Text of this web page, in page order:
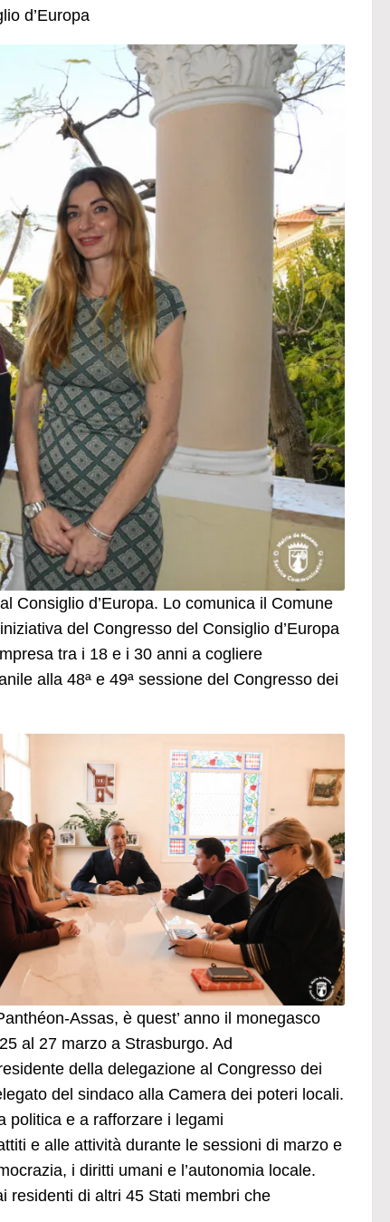
d’Europa
Consiglio d’Europa. Lo comunica il Comune
del Congresso del Consiglio d’Europa
tra i 18 e i 30 anni a cogliere
alla 48ª e 49ª sessione del Congresso dei
Assas, è quest’ anno il monegasco
al 27 marzo a Strasburgo. Ad
della delegazione al Congresso dei
del sindaco alla Camera dei poteri locali.
politica e a rafforzare i legami
e alle attività durante le sessioni di marzo e
i diritti umani e l’autonomia locale.
residenti di altri 45 Stati membri che